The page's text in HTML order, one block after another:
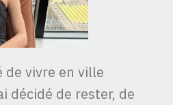
de vivre en ville
décidé de rester, de